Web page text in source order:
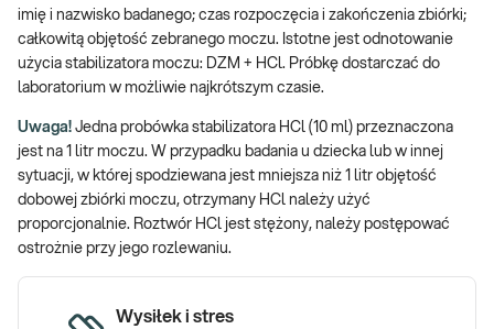
imię i nazwisko badanego; czas rozpoczęcia i zakończenia zbiórki;
całkowitą objętość zebranego moczu. Istotne jest odnotowanie
użycia stabilizatora moczu: DZM + HCl. Próbkę dostarczać do
laboratorium w możliwie najkrótszym czasie.
Uwaga! Jedna probówka stabilizatora HCl (10 ml) przeznaczona
jest na 1 litr moczu. W przypadku badania u dziecka lub w innej
sytuacji, w której spodziewana jest mniejsza niż 1 litr objętość
dobowej zbiórki moczu, otrzymany HCl należy użyć
proporcjonalnie. Roztwór HCl jest stężony, należy postępować
ostrożnie przy jego rozlewaniu.
Wysiłek i stres